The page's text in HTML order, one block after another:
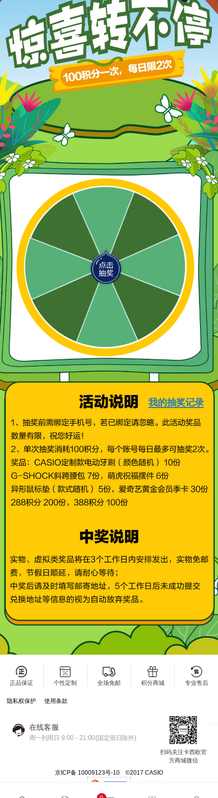
我的抽奖记录
正品保证 个性定制 全场免邮 积分商城 专业售后
隐私权保护 使用条款
在线客服
周一到周日 9:00 - 21:00(国定假日除外)
扫码关注卡西欧官
方商城微信
京ICP备 10009123号-10 ©2017 CASIO